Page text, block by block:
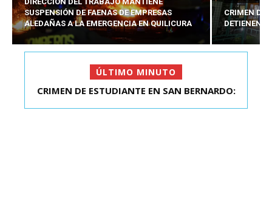
SUSPENSIÓN DE FAENAS DE EMPRESAS
ALEDAÑAS A LA EMERGENCIA EN QUILICURA
CRIMEN DE
DETIENEN
ÚLTIMO MINUTO
FIESTA EN EL MONUMENTAL: LA